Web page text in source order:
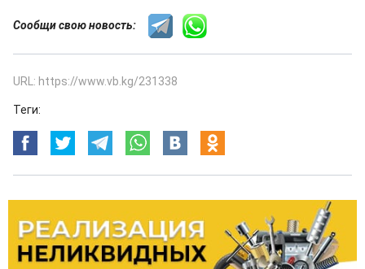
Сообщи свою новость:
URL: https://www.vb.kg/231338
Теги: